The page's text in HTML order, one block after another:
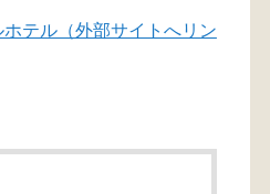
テル（外部サイトへリン